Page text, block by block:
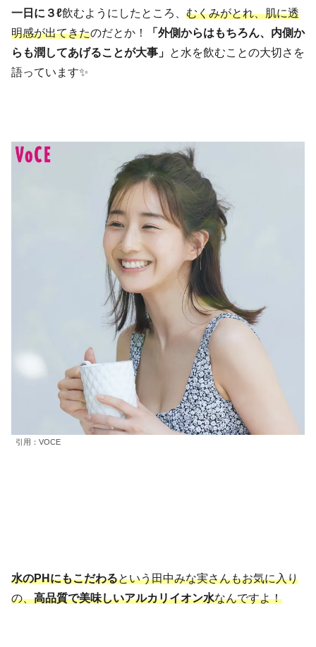
一日に３ℓ飲むようにしたところ、 むくみがとれ、肌に透
明感が出てきたのだとか！
「外側からはもちろん、内側か
らも潤してあげることが大事」 と水を飲むことの大切さを
語っています✨
引用：VOCE
水のPHにもこだわるという田中みな実さんもお気に入り
の、高品質で美味しいアルカリイオン水なんですよ！